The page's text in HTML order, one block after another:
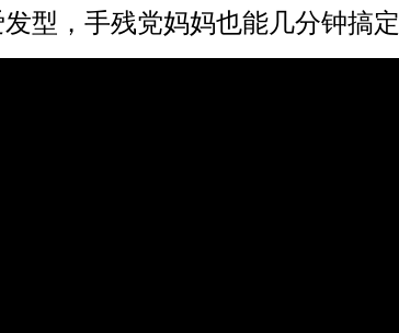
型，手残党妈妈也能几分钟搞定